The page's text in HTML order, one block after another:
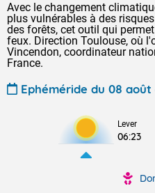
Avec le changement
plus vulnérables à des
des forêts, cet outil qui
feux. Direction Toulouse, où
Vincendon, coordinateur
France.
Ephéméride du 08
Lever
06:23